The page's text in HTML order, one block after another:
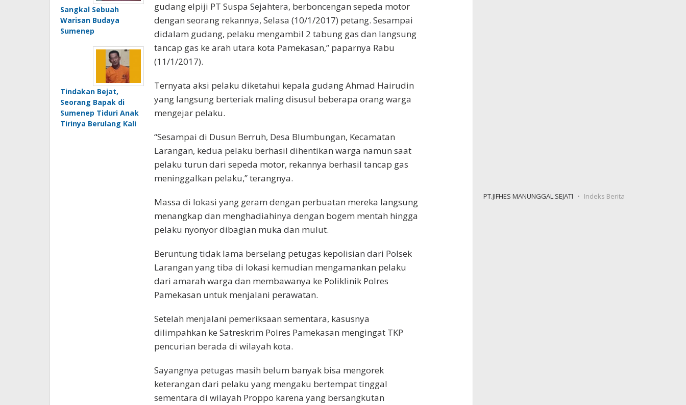
Sangkal Sebuah
Warisan Budaya
Sumenep
Tindakan Bejat,
Seorang Bapak di
Sumenep Tiduri Anak
Tirinya Berulang Kali
gudang elpiji PT Suspa Sejahtera, berboncengan sepeda motor
dengan seorang rekannya, Selasa (10/1/2017) petang. Sesampai
didalam gudang, pelaku mengambil 2 tabung gas dan langsung
tancap gas ke arah utara kota Pamekasan,” paparnya Rabu
(11/1/2017).
Ternyata aksi pelaku diketahui kepala gudang Ahmad Hairudin
yang langsung berteriak maling disusul beberapa orang warga
mengejar pelaku.
“Sesampai di Dusun Berruh, Desa Blumbungan, Kecamatan
Larangan, kedua pelaku berhasil dihentikan warga namun saat
pelaku turun dari sepeda motor, rekannya berhasil tancap gas
meninggalkan pelaku,” terangnya.
Massa di lokasi yang geram dengan perbuatan mereka langsung
menangkap dan menghadiahinya dengan bogem mentah hingga
pelaku nyonyor dibagian muka dan mulut.
Beruntung tidak lama berselang petugas kepolisian dari Polsek
Larangan yang tiba di lokasi kemudian mengamankan pelaku
dari amarah warga dan membawanya ke Poliklinik Polres
Pamekasan untuk menjalani perawatan.
Setelah menjalani pemeriksaan sementara, kasusnya
dilimpahkan ke Satreskrim Polres Pamekasan mengingat TKP
pencurian berada di wilayah kota.
Sayangnya petugas masih belum banyak bisa mengorek
keterangan dari pelaku yang mengaku bertempat tinggal
sementara di wilayah Proppo karena yang bersangkutan
PT.JIFHES MANUNGGAL SEJATI Indeks Berita